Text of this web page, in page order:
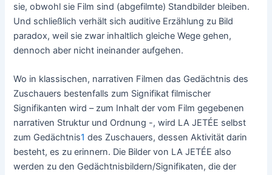
sie, obwohl sie Film sind (abgefilmte) Standbilder bleiben.
Und schließlich verhält sich auditive Erzählung zu Bild
paradox, weil sie zwar inhaltlich gleiche Wege gehen,
dennoch aber nicht ineinander aufgehen.
Wo in klassischen, narrativen Filmen das Gedächtnis des
Zuschauers bestenfalls zum Signifikat filmischer
Signifikanten wird – zum Inhalt der vom Film gegebenen
narrativen Struktur und Ordnung -, wird LA JETÉE selbst
zum Gedächtnis1 des Zuschauers, dessen Aktivität darin
besteht, es zu erinnern. Die Bilder von LA JETÉE also
werden zu den Gedächtnisbildern/Signifikaten, die der